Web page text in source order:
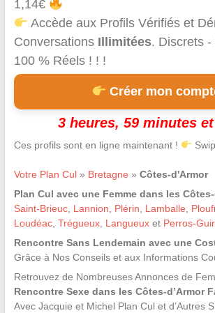
1,14€
Accède aux Profils Vérifiés et
Conversations Illimitées. Discrets -
100 % Réels ! ! !
Créer mon
3 heures, 59 minutes
Ces profils sont en ligne maintenant !
Votre Plan Cul» Bretagne » Côtes-d'Armor
Plan Cul avec une Femme dans les
Saint-Brieuc, Lannion Plérin Lamballe
Loudéac, Trégueux, Langueuxet Perros-
Rencontre Sans Lendemain avec une
Grâce à Nos Conseils et aux Informations
Retrouvez de Nombreuses Annonces de
Rencontre Sexe dans les Côtes-d’Armor
Avec Jacquie et Michel Plan Cul et d’Autres